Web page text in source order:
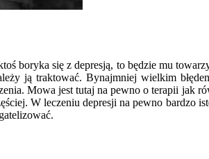
boryka się z depresją, to będzie mu
ją traktować. Bynajmniej wielkim
Mowa jest tutaj na pewno o terapii jak
W leczeniu depresji na pewno